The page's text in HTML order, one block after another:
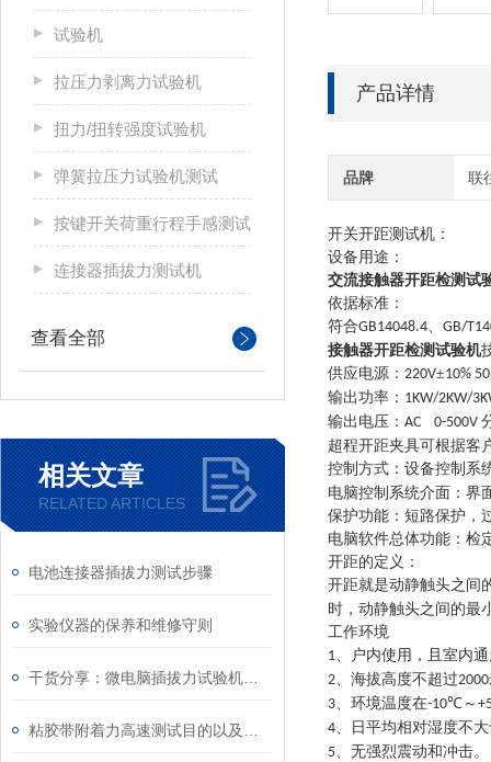
试验机
拉压力剥离力试验机
扭力/扭转强度试验机
弹簧拉压力试验机测试
按键开关荷重行程手感测试
连接器插拔力测试机
查看全部
相关文章
RELATED ARTICLES
电池连接器插拔力测试步骤
实验仪器的保养和维修守则
产品详情
品牌 联
开关开距测试机：
设备用途：
交流接触器开距检测试
依据标准：
符合GB14048.4、 GB/
接触器开距检测试验机
供应电源： 220V±10%
输出功率： 1KW/2KW/
输出电压： AC 0-500V
超程开距夹具可根据客
控制方式：设备控制系
电脑控制系统介面：界
保护功能：短路保护，
电脑软件总体功能：检
开距的定义：
开距就是动静触头之间
时，动静触头之间的最
工作环境
1、户内使用，且室内
2、海拔高度不超过2000
3、环境温度在-10℃～
4、日平均相对湿度不
5、无强烈震动和冲击。